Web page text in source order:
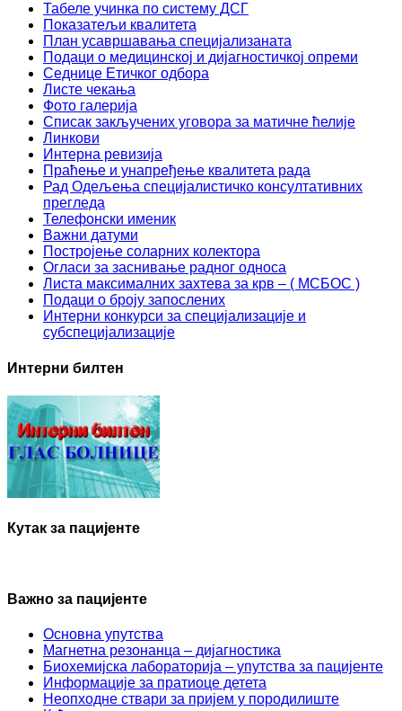
Табеле учинка по систему ДСГ
Показатељи квалитета
План усавршавања специјализаната
Подаци о медицинској и дијагностичкој опреми
Седнице Етичког одбора
Листе чекања
Фото галерија
Списак закључених уговора за матичне ћелије
Линкови
Интерна ревизија
Праћење и унапређење квалитета рада
Рад Одељења специјалистичко консултативних
прегледа
Телефонски именик
Важни датуми
Постројење соларних колектора
Огласи за заснивање радног односа
Листа максималних захтева за крв – ( МСБОС )
Подаци о броју запослених
Интерни конкурси за специјализације и
субспецијализације
Интерни билтен
Кутак за пацијенте
Важно за пацијенте
Основна упутства
Mагнетна резонанца – дијагностика
Биохемијска лабораторија – упутства за пацијенте
Информације за пратиоце детета
Неопходне ствари за пријем у породилиште